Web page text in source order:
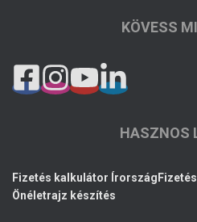
KÖVESS
HASZNOS
Fizetés kalkulátor Írország
Önéletrajz készítés